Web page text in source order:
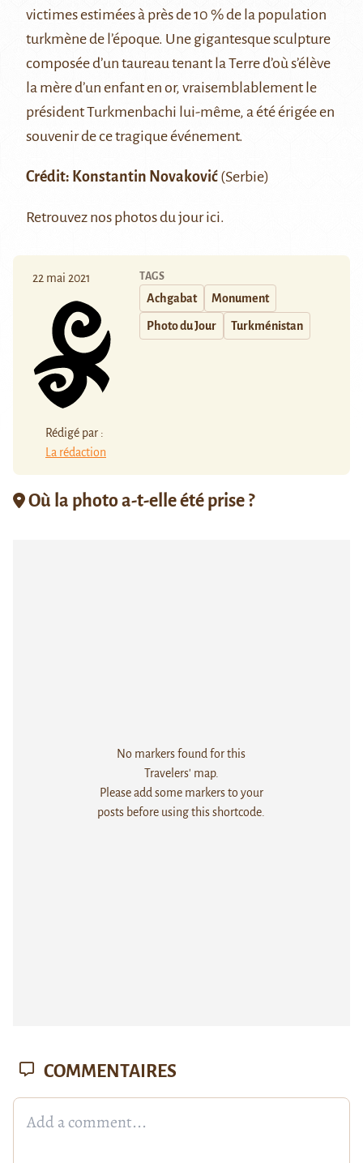
victimes estimées à près de 10 % de la population
turkmène de l’époque. Une gigantesque sculpture
composée d’un taureau tenant la Terre d’où s’élève
la mère d’un enfant en or, vraisemblablement le
présidentTurkmenbachi lui-même, a été érigée en
souvenir de ce tragique événement.
Crédit: Konstantin Novaković (Serbie)
Retrouvez nos photos du jourici.
22 mai 2021
Rédigé par :
La rédaction
TAGS
Achgabat Monument
Photo du Jour Turkménistan
Où la photo a-t-elle été prise ?
No markers found for this
Travelers' map.
Please add some markers to your
posts before using this shortcode.
COMMENTAIRES